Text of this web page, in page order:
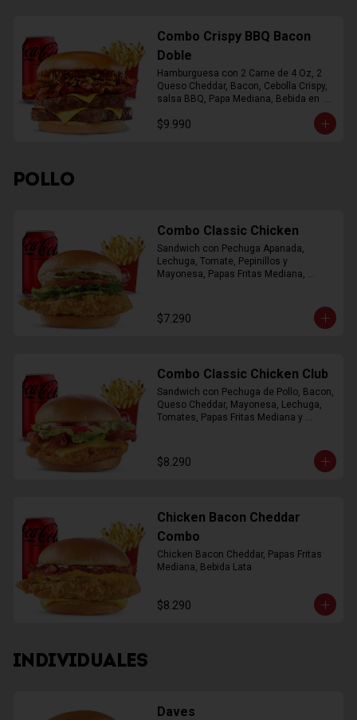
Combo Crispy BBQ Bacon
Doble
Hamburguesa con 2 Carne de 4 Oz, 2
Queso Cheddar, Bacon, Cebolla Crispy,
salsa BBQ, Papa Mediana, Bebida en
$9.990
POLLO
Combo Classic Chicken
Sandwich con Pechuga Apanada,
Lechuga, Tomate, Pepinillos y
Mayonesa, Papas Fritas Mediana,
$7.290
Combo Classic Chicken Club
Sandwich con Pechuga de Pollo, Bacon,
Queso Cheddar, Mayonesa, Lechuga,
Tomates, Papas Fritas Mediana y
$8.290
Chicken Bacon Cheddar
Combo
Chicken Bacon Cheddar, Papas Fritas
Mediana, Bebida Lata
$8.290
INDIVIDUALES
Daves